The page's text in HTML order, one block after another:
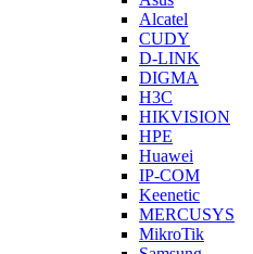
Alcatel
CUDY
D-LINK
DIGMA
H3C
HIKVISION
HPE
Huawei
IP-COM
Keenetic
MERCUSYS
MikroTik